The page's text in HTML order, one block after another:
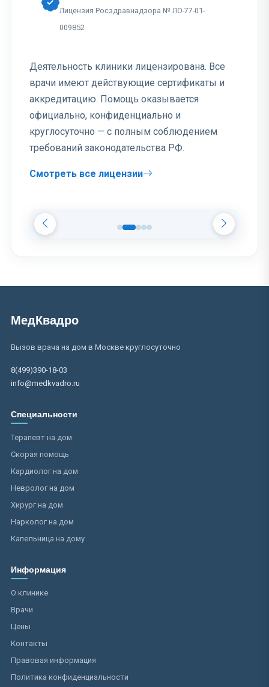
Лицензия Росздравнадзора № ЛО-77-01-
009852
Деятельность клиники лицензирована. Все
врачи имеют действующие сертификаты и
аккредитацию. Помощь оказывается
официально, конфиденциально и
круглосуточно — с полным соблюдением
требований законодательства РФ.
Смотреть все лицензии
МедКвадро
Вызов врача на дом в Москве круглосуточно
8(499)390-18-03
info@medkvadro.ru
Специальности
Терапевт на дом
Скорая помощь
Кардиолог на дом
Невролог на дом
Хирург на дом
Нарколог на дом
Капельница на дому
Информация
О клинике
Врачи
Цены
Контакты
Правовая информация
Политика конфиденциальности